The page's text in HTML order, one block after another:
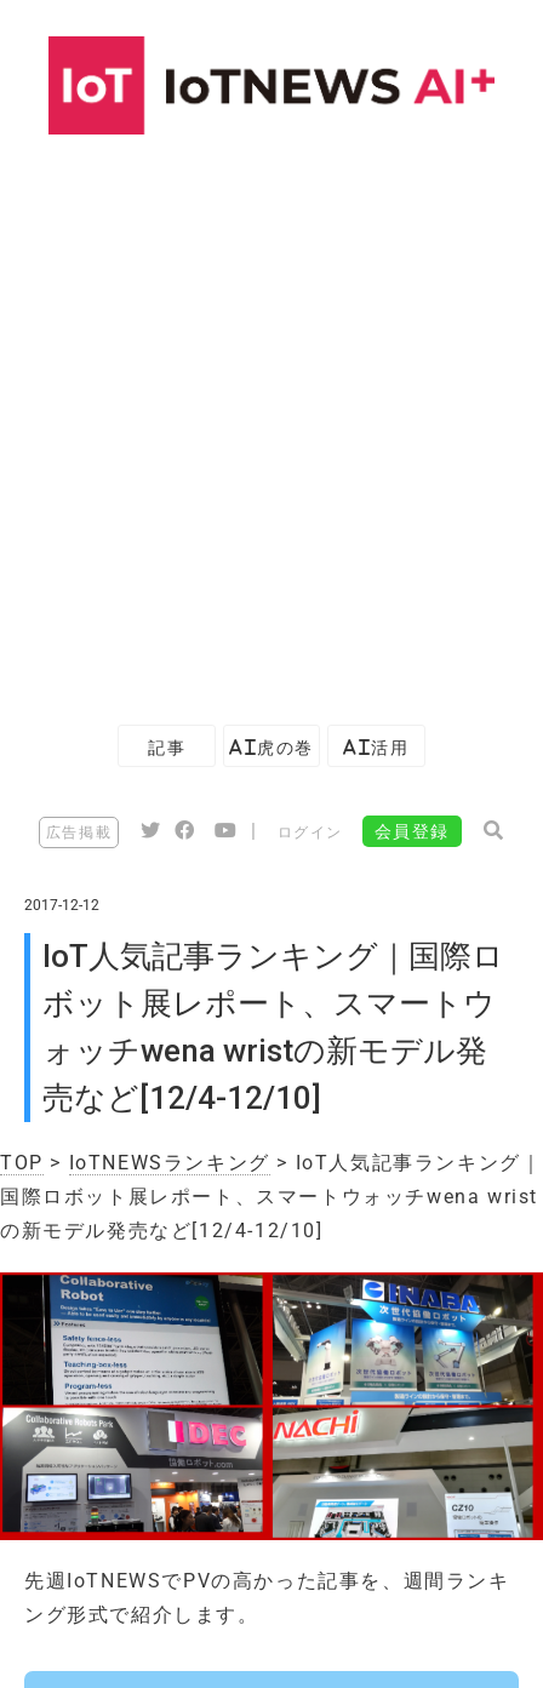
記事 AI虎の巻 AI活用
広告掲載 ログイン 会員登録
2017-12-12
IoT人気記事ランキング｜国際ロ
ボット展レポート、スマートウ
ォッチwena wristの新モデル発
売など[12/4-12/10]
TOP > IoTNEWSランキング > IoT人気記事ランキング｜
国際ロボット展レポート、スマートウォッチwena wrist
の新モデル発売など[12/4-12/10]
先週IoTNEWSでPVの高かった記事を、週間ランキ
ング形式で紹介します。